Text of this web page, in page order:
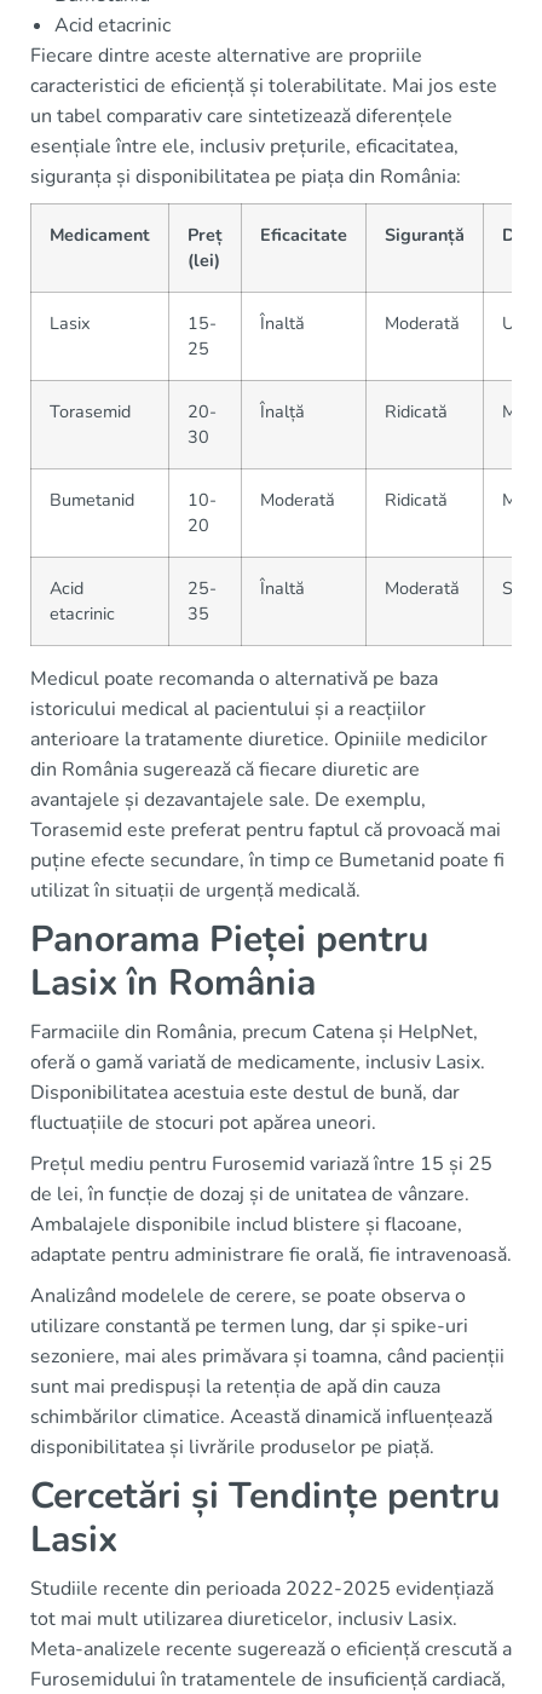
Acid etacrinic
Fiecare dintre aceste alternative are propriile
caracteristici de eficiență și tolerabilitate. Mai jos este
un tabel comparativ care sintetizează diferențele
esențiale între ele, inclusiv prețurile, eficacitatea,
siguranța și disponibilitatea pe piața din România:
Medicament
Preț
(lei)
Eficacitate Siguranță
Lasix
15-
25
Înaltă Moderată Ușor
Torasemid
20-
30
Înalță Ridicată
Bumetanid
10-
20
Moderată Ridicată
Acid
etacrinic
25-
35
Înaltă Moderată
Medicul poate recomanda o alternativă pe baza
istoricului medical al pacientului și a reacțiilor
anterioare la tratamente diuretice. Opiniile medicilor
din România sugerează că fiecare diuretic are
avantajele și dezavantajele sale. De exemplu,
Torasemid este preferat pentru faptul că provoacă mai
puține efecte secundare, în timp ce Bumetanid poate fi
utilizat în situații de urgență medicală.
Panorama Pieței pentru
Lasix în România
Farmaciile din România, precum Catena și HelpNet,
oferă o gamă variată de medicamente, inclusiv Lasix.
Disponibilitatea acestuia este destul de bună, dar
fluctuațiile de stocuri pot apărea uneori.
Prețul mediu pentru Furosemid variază între 15 și 25
de lei, în funcție de dozaj și de unitatea de vânzare.
Ambalajele disponibile includ blistere și flacoane,
adaptate pentru administrare fie orală, fie intravenoasă.
Analizând modelele de cerere, se poate observa o
utilizare constantă pe termen lung, dar și spike-uri
sezoniere, mai ales primăvara și toamna, când pacienții
sunt mai predispuși la retenția de apă din cauza
schimbărilor climatice. Această dinamică influențează
disponibilitatea și livrările produselor pe piață.
Cercetări și Tendințe pentru
Lasix
Studiile recente din perioada 2022-2025 evidențiază
tot mai mult utilizarea diureticelor, inclusiv Lasix.
Meta-analizele recente sugerează o eficiență crescută a
Furosemidului în tratamentele de insuficiență cardiacă,